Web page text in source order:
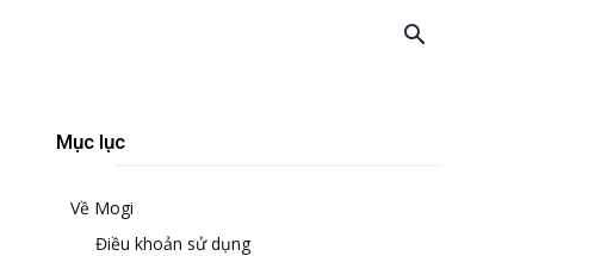
Mục lục
Về Mogi
Điều khoản sử dụng